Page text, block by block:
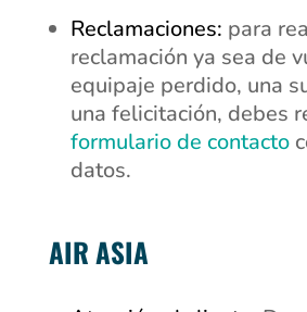
Reclamaciones: para
reclamación ya sea de
equipaje perdido, una
una felicitación, debes
formulario de contacto
datos.
AIR ASIA